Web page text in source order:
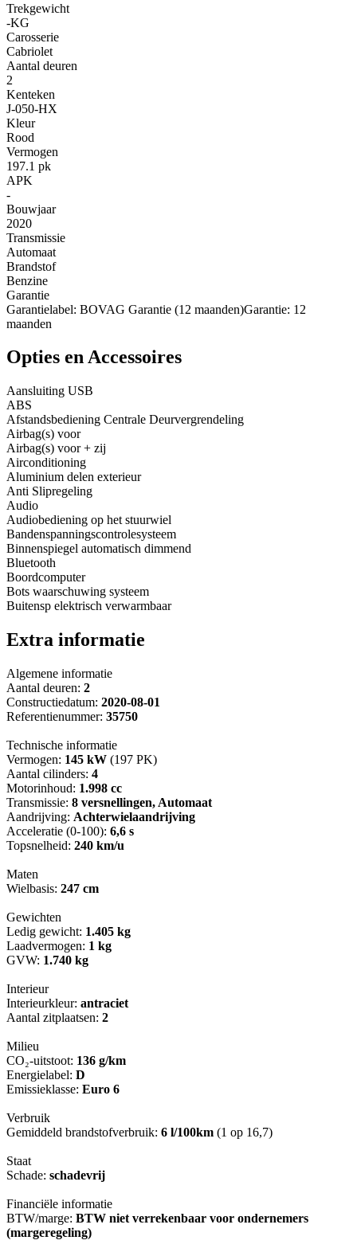
Trekgewicht
-KG
Carosserie
Cabriolet
Aantal deuren
2
Kenteken
J-050-HX
Kleur
Rood
Vermogen
197.1 pk
APK
-
Bouwjaar
2020
Transmissie
Automaat
Brandstof
Benzine
Garantie
Garantielabel: BOVAG Garantie (12 maanden)Garantie: 12
maanden
Opties en Accessoires
Aansluiting USB
ABS
Afstandsbediening Centrale Deurvergrendeling
Airbag(s) voor
Airbag(s) voor + zij
Airconditioning
Aluminium delen exterieur
Anti Slipregeling
Audio
Audiobediening op het stuurwiel
Bandenspanningscontrolesysteem
Binnenspiegel automatisch dimmend
Bluetooth
Boordcomputer
Bots waarschuwing systeem
Buitensp elektrisch verwarmbaar
Extra informatie
Algemene informatie
Aantal deuren: 2
Constructiedatum: 2020-08-01
Referentienummer: 35750
Technische informatie
Vermogen: 145 kW (197 PK)
Aantal cilinders: 4
Motorinhoud: 1.998 cc
Transmissie: 8 versnellingen, Automaat
Aandrijving: Achterwielaandrijving
Acceleratie (0-100): 6,6 s
Topsnelheid: 240 km/u
Maten
Wielbasis: 247 cm
Gewichten
Ledig gewicht: 1.405 kg
Laadvermogen: 1 kg
GVW: 1.740 kg
Interieur
Interieurkleur: antraciet
Aantal zitplaatsen: 2
Milieu
CO₂-uitstoot: 136 g/km
Energielabel: D
Emissieklasse: Euro 6
Verbruik
Gemiddeld brandstofverbruik: 6 l/100km (1 op 16,7)
Staat
Schade: schadevrij
Financiële informatie
BTW/marge: BTW niet verrekenbaar voor ondernemers
(margeregeling)